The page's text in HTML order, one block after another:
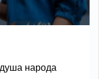
народа